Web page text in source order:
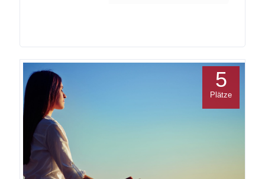
5
Plätze